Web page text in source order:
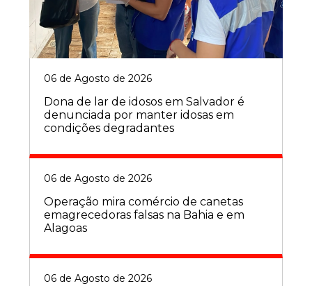
06 de Agosto de 2026
Dona de lar de idosos em Salvador é
denunciada por manter idosas em
condições degradantes
06 de Agosto de 2026
Operação mira comércio de canetas
emagrecedoras falsas na Bahia e em
Alagoas
06 de Agosto de 2026